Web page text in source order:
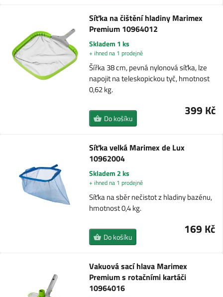
Síťka na čištění hladiny Marimex
Premium 10964012
Skladem 1 ks
+ ihned na 1 prodejně
Šířka 38 cm, pevná nylonová síťka, lze
napojit na teleskopickou tyč, hmotnost
0,62 kg.
399 Kč
Do košíku
Síťka velká Marimex de Lux
10962004
Skladem 2 ks
+ ihned na 1 prodejně
Síťka na sběr nečistot z hladiny bazénu,
hmotnost 0,4 kg.
169 Kč
Do košíku
Vakuová sací hlava Marimex
Premium s rotačními kartáči
10964016